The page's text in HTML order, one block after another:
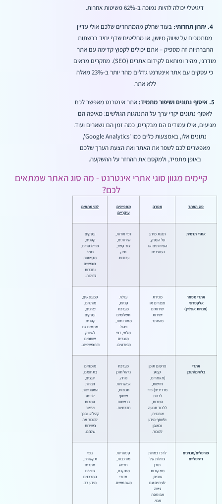
דיגיטלי יכולה להיות נמוכה ב-62% משיטות אחרות.
4. יתרון תחרותי:
בעוד שחלק מהמתחרים שלכם אולי עדיין
מסתמכים על שיווק מיושן, או מחליטים שדף יחיד ברשתות
החברתיות זה מספיק – אתם יכולים לקפוץ קדימה עם אתר
מודרני, מהיר ומותאם לקידום אתרים (SEO). מחקרים מראים
כי עסקים עם אתר אינטרנט גדלים מהר יותר ב-23% מאלה
ללא אתר.
5. איסוף נתונים ושיפור מתמיד:
אתר אינטרנט מאפשר לכם
לאסוף נתונים יקרי ערך על התנהגות הגולשים: מאיפה הם
מגיעים, אילו עמודים הם מבקרים, כמה זמן הם נשארים ועוד.
נתונים אלו, באמצעות כלים כמו 'Google Analytics',
מאפשרים לכם לשפר את האתר ואת הצעת הערך שלכם
באופן מתמיד, ולמקסם את ההחזר על ההשקעה.
קיימים מגוון סוגי אתרי אינטרנט - מה סוג האתר שמתאים
לכם?
סוג האתר מטרה
מאפיינים
עיקריים
למי מתאים
אתרי תדמית
הצגת מידע
על העסק,
השירותים או
המוצרים.
דפי אודות,
שירותים,
צור קשר,
תיק
עבודות.
עסקים
קטנים,
פרילנסרים,
בעלי
מקצועות
חופשיים
וחברות
גדולות.
אתרי מסחר
אלקטרוני
(חנויות אונליין)
מכירת
מוצרים או
שירותים
ישירות
מהאתר.
עגלת
קניות,
מערכת
תשלומים
מאובטחת,
ניהול
מלאי, דפי
מוצרים
מפורטים.
קמעונאים,
מותגים,
יצרנים,
עסקים
קטנים.
מתאים גם
לשיווק
שותפים
ודרופשיפינג.
אתרי
בלוגים/תוכן
פרסום תוכן
קבוע
(מאמרים,
חדשות,
מדריכים) כדי
לבנות
סמכות,
ללכוד תנועה
אורגנית,
ולשתף מידע
וכמובן
למכור.
מערכת
ניהול תוכן
נוחה,
אפשרויות
תגובות,
שיתוף
ברשתות
חברתיות.
מומחים
בתחומם,
יועצים,
חברות
המעוניינות
לבסס
סמכות
וליצור
קהילה- ובכך
למכור את
השירות
שלהם.
פורטלים/מגזינים
דיגיטליים
לרכז כמויות
גדולות של
תוכן
ממקורות
שונים,
לעיתים עם
גישה
מבוססת
מנוי.
קטגוריות
מורכבות,
חיפוש
מתקדם,
אזורי
משתמשים.
גופי
תקשורת,
אתרים
גדולים
המרכזים
מידע רב.